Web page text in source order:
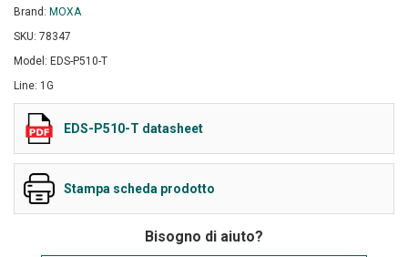
Brand: MOXA
SKU: 78347
Model: EDS-P510-T
Line: 1G
EDS-P510-T datasheet
Stampa scheda prodotto
Bisogno di aiuto?